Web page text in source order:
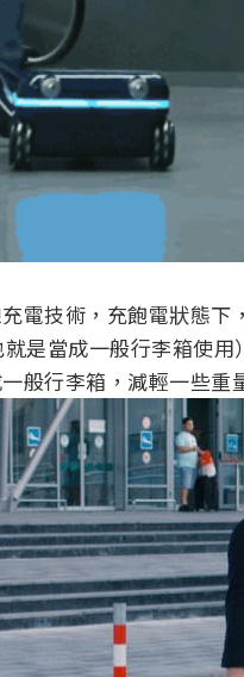
電技術，充飽電狀態
是當成一般行李箱使
般行李箱，減輕一些重